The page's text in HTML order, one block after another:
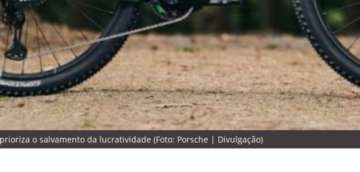
o salvamento da lucratividade (Foto: Porsche | Divulgação)